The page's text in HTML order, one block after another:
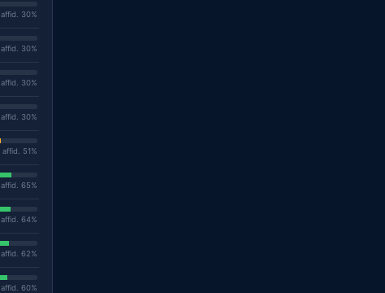
affid. 30%
affid. 30%
affid. 30%
affid. 30%
affid. 51%
affid. 65%
affid. 64%
affid. 62%
affid. 60%